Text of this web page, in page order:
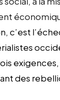
c’est
des